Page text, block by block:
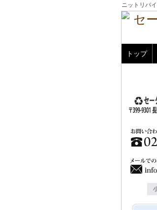
ニットリバ
トップ